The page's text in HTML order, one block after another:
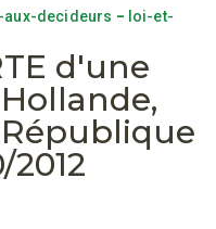
aux-decideurs - loi-et-
d'une
2012